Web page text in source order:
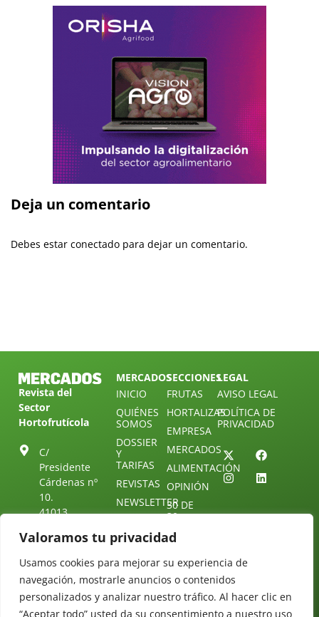
Valoramos tu privacidad
Usamos cookies para mejorar su experiencia de
navegación, mostrarle anuncios o contenidos
personalizados y analizar nuestro tráfico. Al hacer clic en
“Aceptar todo” usted da su consentimiento a nuestro uso
Deja un comentario
Debes estar conectado para dejar un comentario.
Revista del
Sector
Hortofrutícola
C/
Presidente
Cárdenas nº
10.
41013
ESPAÑA
Tel: (+34) 954
25 88 51
redaccion@revistamercados.com
MERCADOS
INICIO
QUIÉNES
SOMOS
DOSSIER
Y
TARIFAS
REVISTAS
NEWSLETTER
ÚNETE A
TELEGRAM
CONTACTO
SECCIONES
FRUTAS
HORTALIZAS
EMPRESA
MERCADOS
ALIMENTACIÓN
OPINIÓN
30 DE
30
DIRECTORIO
LEGAL
AVISO LEGAL
POLÍTICA DE
PRIVACIDAD